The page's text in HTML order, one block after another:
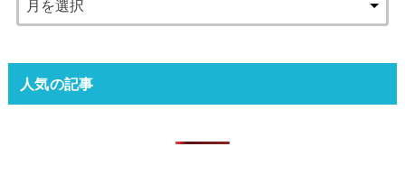
人気の記事